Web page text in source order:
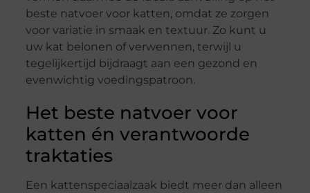
beste natvoer voor katten, omdat ze zorgen
voor variatie in smaak en textuur. Zo kunt u
uw kat belonen of verwennen, terwijl u
tegelijkertijd bijdraagt aan een gezond en
evenwichtig voedingspatroon.
Het beste natvoer voor
katten én verantwoorde
traktaties
Een kattenspeciaalzaak biedt meer dan alleen